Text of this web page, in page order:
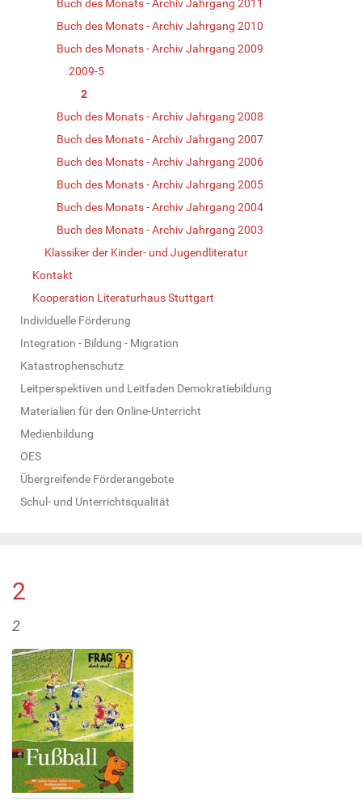
Buch des Monats - Archiv Jahrgang 2011
Buch des Monats - Archiv Jahrgang 2010
Buch des Monats - Archiv Jahrgang 2009
2009-5
2
Buch des Monats - Archiv Jahrgang 2008
Buch des Monats - Archiv Jahrgang 2007
Buch des Monats - Archiv Jahrgang 2006
Buch des Monats - Archiv Jahrgang 2005
Buch des Monats - Archiv Jahrgang 2004
Buch des Monats - Archiv Jahrgang 2003
Klassiker der Kinder- und Jugendliteratur
Kontakt
Kooperation Literaturhaus Stuttgart
Individuelle Förderung
Integration - Bildung - Migration
Katastrophenschutz
Leitperspektiven und Leitfaden Demokratiebildung
Materialien für den Online-Unterricht
Medienbildung
OES
Übergreifende Förderangebote
Schul- und Unterrichtsqualität
2
2